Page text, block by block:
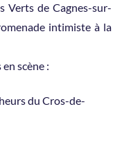
Verts de Cagnes-sur-
intimiste à la
scène :
du Cros-de-